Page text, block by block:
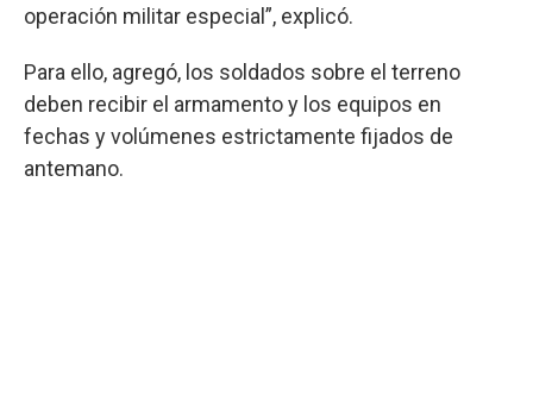
operación militar especial”, explicó.
Para ello, agregó, los soldados sobre el terreno
deben recibir el armamento y los equipos en
fechas y volúmenes estrictamente fijados de
antemano.